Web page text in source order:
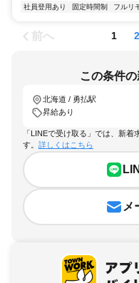
社員登用あり 固定時間制 フルリ
前へ 1 2
この条件
北海道 / 勇払駅
昇給あり
「LINEで受け取る」では、新
す。 詳しくはこちら
メ